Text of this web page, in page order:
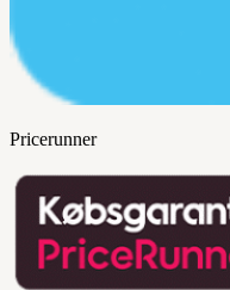
Pricerunner